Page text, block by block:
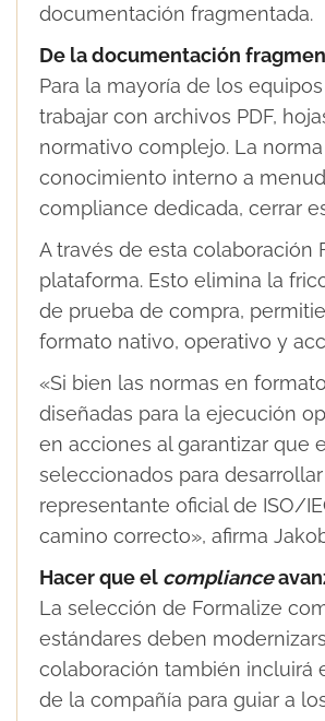
documentación fragmentada.
De la documentación
Para la mayoría de los
trabajar con archivos PDF,
normativo complejo. La
conocimiento interno a
compliance dedicada, cerrar
A través de esta colaboración
plataforma. Esto elimina la
de prueba de compra,
formato nativo, operativo y
«Si bien las normas en
diseñadas para la ejecución
en acciones al garantizar que
seleccionados para
representante oficial de ISO/
camino correcto», afirma
Hacer que el compliance
La selección de Formalize
estándares deben
colaboración también incluirá
de la compañía para guiar a